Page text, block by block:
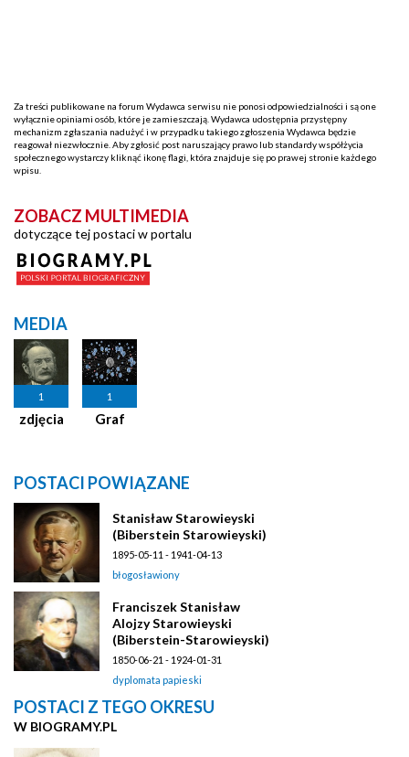
Za treści publikowane na forum Wydawca serwisu nie ponosi odpowiedzialności i są one
wyłącznie opiniami osób, które je zamieszczają. Wydawca udostępnia przystępny
mechanizm zgłaszania nadużyć i w przypadku takiego zgłoszenia Wydawca będzie
reagował niezwłocznie. Aby zgłosić post naruszający prawo lub standardy współżycia
społecznego wystarczy kliknąć ikonę flagi, która znajduje się po prawej stronie każdego
wpisu.
ZOBACZ MULTIMEDIA
dotyczące tej postaci w portalu
MEDIA
1
zdjęcia
1
Graf
POSTACI POWIĄZANE
Stanisław Starowieyski
(Biberstein Starowieyski)
1895-05-11 - 1941-04-13
błogosławiony
Franciszek Stanisław
Alojzy Starowieyski
(Biberstein-Starowieyski)
1850-06-21 - 1924-01-31
dyplomata papieski
POSTACI Z TEGO OKRESU
W BIOGRAMY.PL